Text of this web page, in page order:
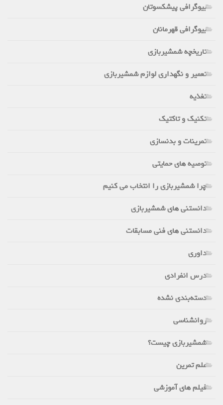
بیوگرافی پیشکسوتان
بیوگرافی قهرمانان
تاریخچه شمشیربازی
تعمیر و نگهداری لوازم شمشیربازی
تغذیه
تکنیک و تاکتیک
تمرینات و بدنسازی
توصیه های حمایتی
چرا شمشیربازی را انتخاب می کنیم
دانستنی های شمشیربازی
دانستنی های فنی مسابقات
داوری
درس انفرادی
دسته‌بندی نشده
روانشناسی
شمشیربازی چیست؟
علم تمرین
فیلم های آموزشی